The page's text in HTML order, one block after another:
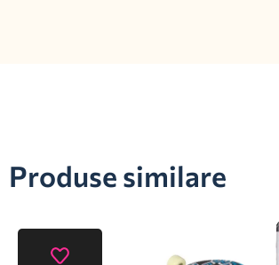
Produse similare